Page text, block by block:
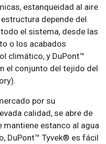
estanqueidad al aire
depende del
el sistema, desde las
o los acabados
climático, y DuPont™
el conjunto del tejido del
por su
calidad, se abre de
mantiene estanco al agua
DuPont™ Tyvek® es fácil